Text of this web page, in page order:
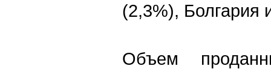
(2,3%), Болгария
Объем